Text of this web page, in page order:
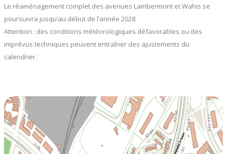
Le réaménagement complet des avenues Lambermont et Wahis se
poursuivra jusqu’au début de l’année 2028.
Attention : des conditions météorologiques défavorables ou des
imprévus techniques peuvent entraîner des ajustements du
calendrier.